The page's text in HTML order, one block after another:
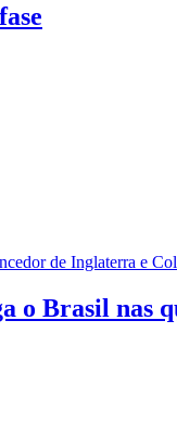
de Inglaterra e
o Brasil nas